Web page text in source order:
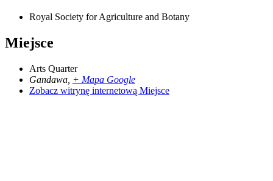
Royal Society for Agriculture and Botany
Miejsce
Arts Quarter
Gandawa + Mapa Google
Zobacz witrynę internetową Miejsce